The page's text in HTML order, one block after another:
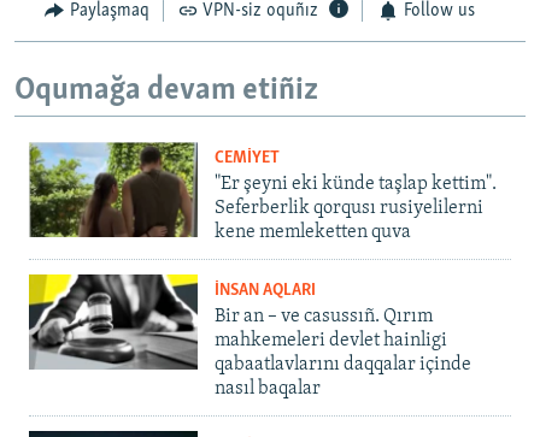
Paylaşmaq VPN-siz oquñız Follow us
Oqumağa devam etiñiz
CEMİYET
"Er şeyni eki künde taşlap kettim".
Seferberlik qorqusı rusiyelilerni
kene memleketten quva
İNSAN AQLARI
Bir an – ve casussıñ. Qırım
mahkemeleri devlet hainligi
qabaatlavlarını daqqalar içinde
nasıl baqalar